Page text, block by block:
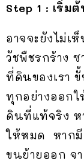
Step 1 : เริ่ม
อาจจะยังไม่เ
วัชพืชรกร้าง
ที่ดินของเรา
ทุกอย่างออกใ
ดินที่แท้จริง ห
ให้หมด หากมี
ขนย้ายออก จ